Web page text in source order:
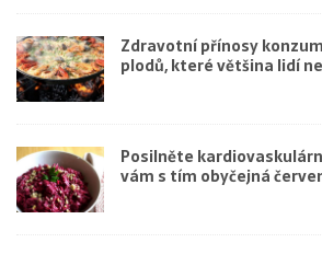
Zdravotní přínosy
plodů, které většina lidí
Posilněte
vám s tím obyčejná